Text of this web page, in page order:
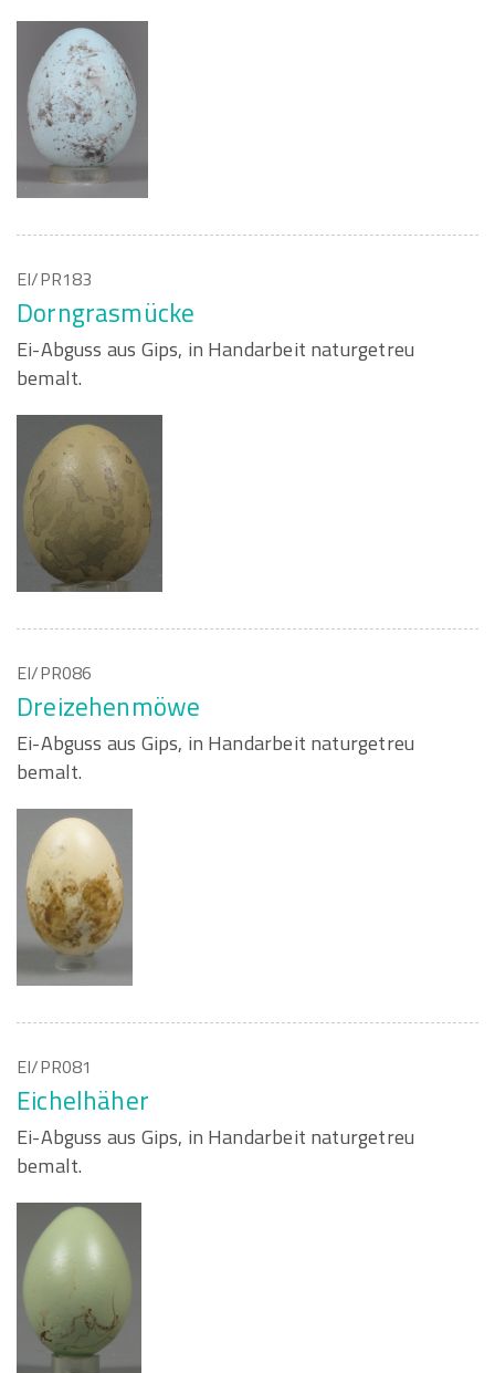
EI/PR183
Dorngrasmücke
Ei-Abguss aus Gips, in Handarbeit naturgetreu
bemalt.
EI/PR086
Dreizehenmöwe
Ei-Abguss aus Gips, in Handarbeit naturgetreu
bemalt.
EI/PR081
Eichelhäher
Ei-Abguss aus Gips, in Handarbeit naturgetreu
bemalt.